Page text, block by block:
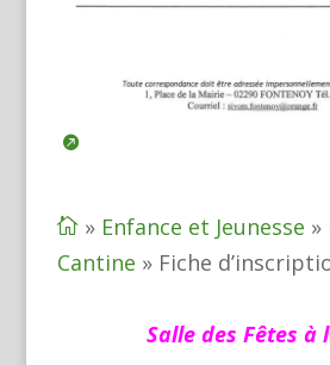
» Enfance et Jeunesse »
Cantine » Fiche
Salle des Fêtes à